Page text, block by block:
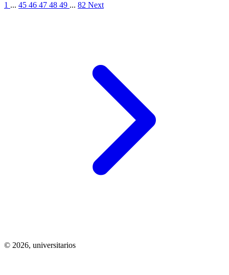
1 ... 45 46 47 48 49 ... 82 Next
© 2026, universitarios